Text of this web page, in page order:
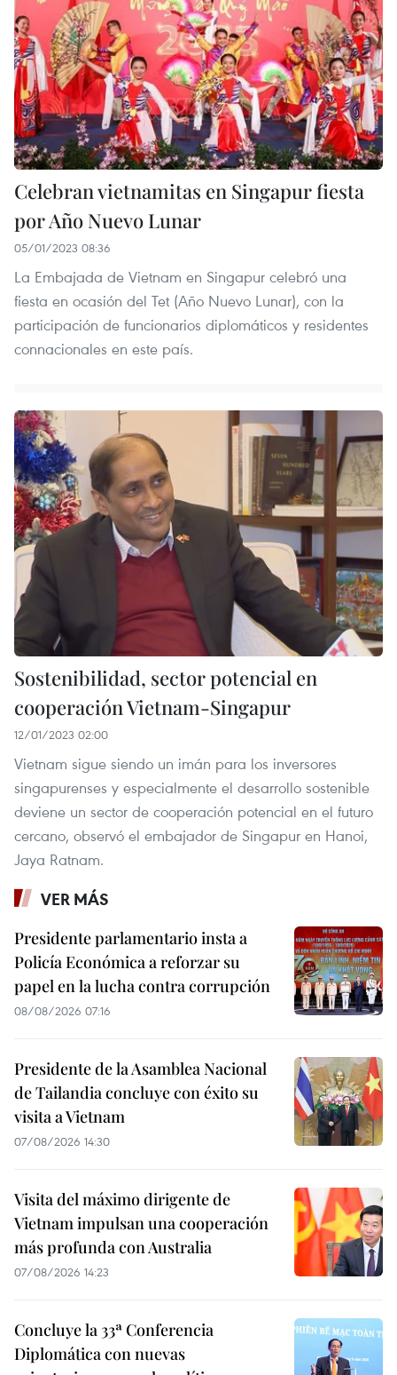
Celebran vietnamitas en Singapur fiesta
por Año Nuevo Lunar
05/01/2023 08:36
La Embajada de Vietnam en Singapur celebró una
fiesta en ocasión del Tet (Año Nuevo Lunar), con la
participación de funcionarios diplomáticos y residentes
connacionales en este país.
Sostenibilidad, sector potencial en
cooperación Vietnam-Singapur
12/01/2023 02:00
Vietnam sigue siendo un imán para los inversores
singapurenses y especialmente el desarrollo sostenible
deviene un sector de cooperación potencial en el futuro
cercano, observó el embajador de Singapur en Hanoi,
Jaya Ratnam.
VER MÁS
Presidente parlamentario insta a
Policía Económica a reforzar su
papel en la lucha contra corrupción
08/08/2026 07:16
Presidente de la Asamblea Nacional
de Tailandia concluye con éxito su
visita a Vietnam
07/08/2026 14:30
Visita del máximo dirigente de
Vietnam impulsan una cooperación
más profunda con Australia
07/08/2026 14:23
Concluye la 33ª Conferencia
Diplomática con nuevas